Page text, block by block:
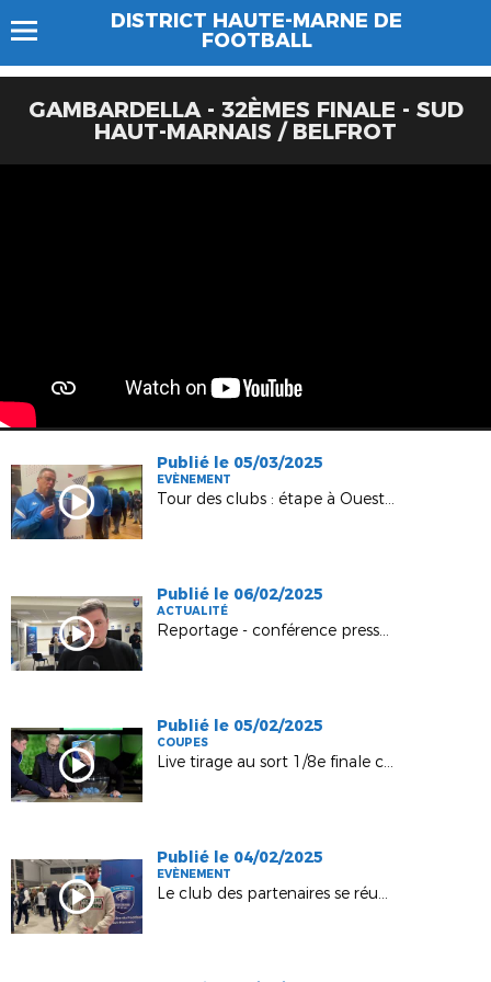
DISTRICT HAUTE-MARNE DE
FOOTBALL
GAMBARDELLA - 32ÈMES FINALE - SUD
HAUT-MARNAIS / BELFROT
Publié le 05/03/2025
EVÈNEMENT
Tour des clubs : étape à Ouest 52 FC
Publié le 06/02/2025
ACTUALITÉ
Reportage - conférence presse lancement Chatbot "VICTOIRE"
Publié le 05/02/2025
COUPES
Live tirage au sort 1/8e finale coupes seniors H, chez Puissance TV
Publié le 04/02/2025
EVÈNEMENT
Le club des partenaires se réunit chez Espace 3000 !